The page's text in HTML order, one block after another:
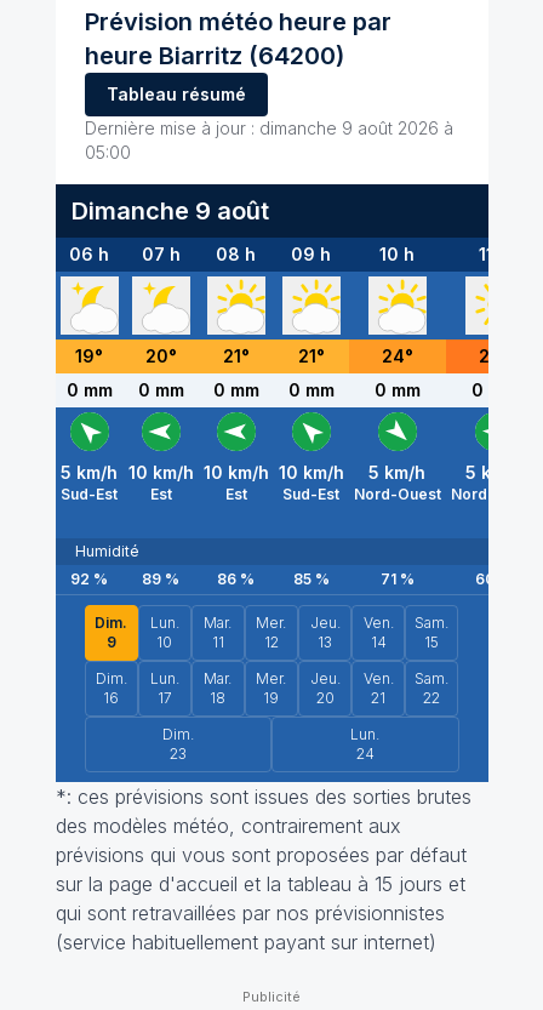
Prévision météo heure par
heure Biarritz (64200)
Tableau résumé
Dernière mise à jour : dimanche 9 août 2026 à
05:00
Dimanche 9 août
06 h 07 h 08 h 09 h 10 h 11 h
19° 20° 21° 21° 24° 26
0 mm
0 mm 0 mm 0 mm 0 mm 0 mm
5 km/h
Sud-Est
10 km/h
Est
10 km/h
Est
10 km/h
Sud-Est
5 km/h
Nord-Ouest
5 km/h
Nord-Ouest
Humidité
92 % 89 % 86 % 85% 71% 60
Dim.
9
Lun.
10
Mar.
11
Mer.
12
Jeu.
13
Ven.
14
Sam.
15
Dim.
16
Lun.
17
Mar.
18
Mer.
19
Jeu.
20
Ven.
21
Sam.
22
Dim.
23
Lun.
24
*: ces prévisions sont issues des sorties brutes
des modèles météo, contrairement aux
prévisions qui vous sont proposées par défaut
sur la page d'accueil et la tableau à 15 jours et
qui sont retravaillées par nos prévisionnistes
(service habituellement payant sur internet)